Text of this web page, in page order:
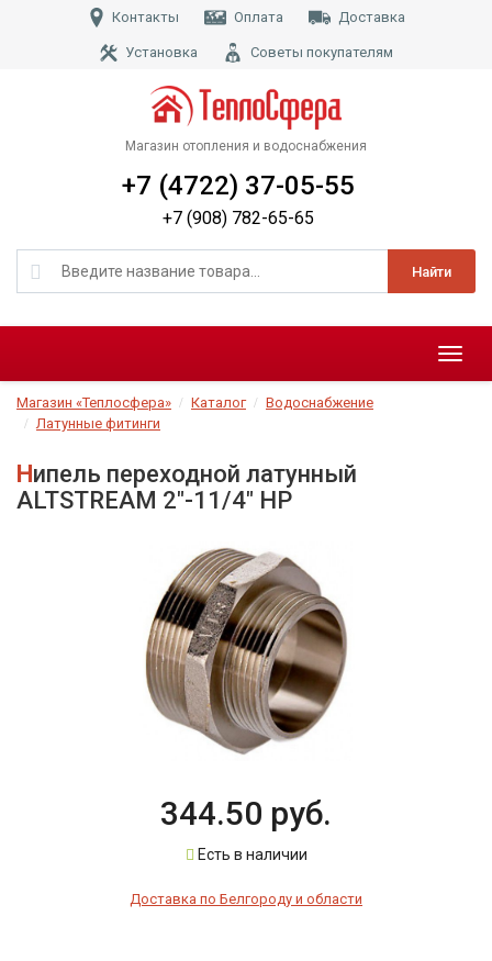
Контакты Оплата Доставка
Установка Советы покупателям
Магазин отопления и водоснабжения
Найти
+7 (4722) 37-05-55
+7 (908) 782-65-65
Меню
Магазин «Теплосфера» Каталог
Водоснабжение
Латунные фитинги
Нипель переходной латунный
ALTSTREAM 2"-11/4" НР
344.50 руб.
Есть в наличии
Доставка по Белгороду и области